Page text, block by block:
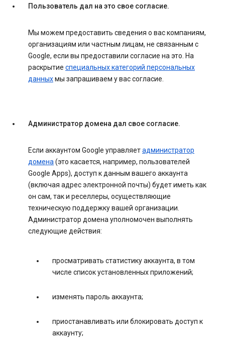
Пользователь дал на это свое согласие.
Мы можем предоставить сведения о вас компаниям,
организациям или частным лицам, не связанным с
Google, если вы предоставили согласие на это. На
раскрытие специальных категорий персональных
данныхмы запрашиваем у вас согласие.
Администратор домена дал свое согласие.
Если аккаунтом Google управляетадминистратор
домена(это касается, например, пользователей
Google Apps), доступ к данным вашего аккаунта
(включая адрес электронной почты) будет иметь как
он сам, так и реселлеры, осуществляющие
техническую поддержку вашей организации.
Администратор домена уполномочен выполнять
следующие действия:
просматривать статистику аккаунта, в том
числе список установленных приложений;
изменять пароль аккаунта;
приостанавливать или блокировать доступ к
аккаунту;